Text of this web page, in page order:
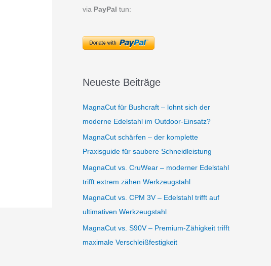
via PayPal tun:
Neueste Beiträge
MagnaCut für Bushcraft – lohnt sich der
moderne Edelstahl im Outdoor-Einsatz?
MagnaCut schärfen – der komplette
Praxisguide für saubere Schneidleistung
MagnaCut vs. CruWear – moderner Edelstahl
trifft extrem zähen Werkzeugstahl
MagnaCut vs. CPM 3V – Edelstahl trifft auf
ultimativen Werkzeugstahl
MagnaCut vs. S90V – Premium-Zähigkeit trifft
maximale Verschleißfestigkeit